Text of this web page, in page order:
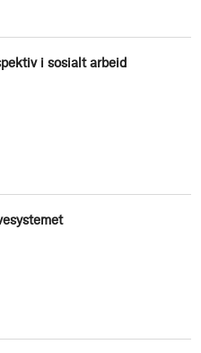
i sosialt arbeid